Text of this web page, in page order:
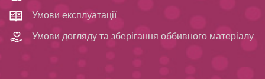
Умови експлуатації
Умови догляду та зберігання оббивного матеріалу